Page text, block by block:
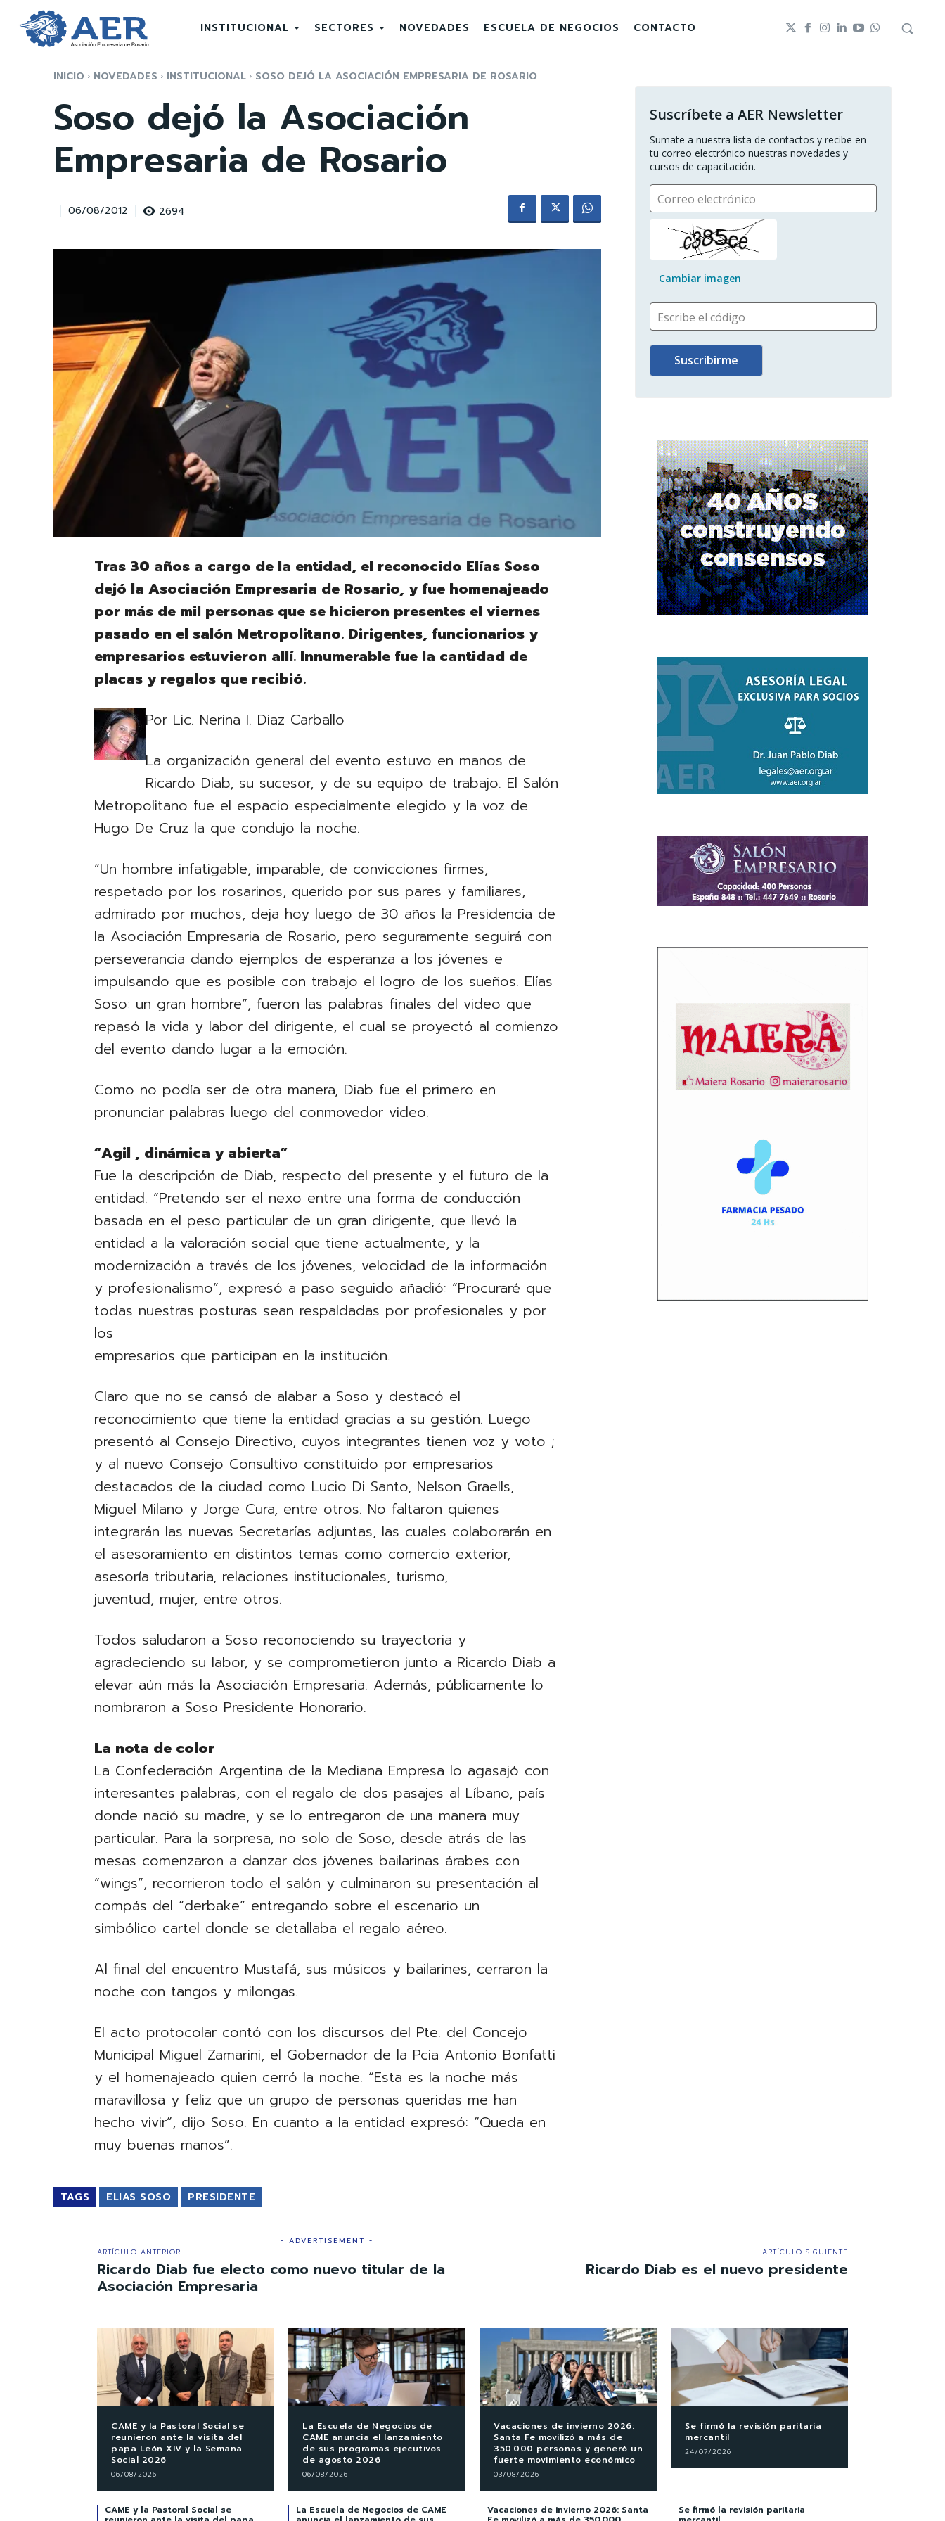
INSTITUCIONAL SECTORES NOVEDADES ESCUELA DE NEGOCIOS CONTACTO
INICIO NOVEDADES INSTITUCIONAL SOSO DEJÓ LA ASOCIACIÓN EMPRESARIA DE ROSARIO
Soso dejó la Asociación
Empresaria de Rosario
06/08/2012 2694
Tras 30 años a cargo de la entidad, el reconocido Elías Soso
dejó la Asociación Empresaria de Rosario, y fue homenajeado
por más de mil personas que se hicieron presentes el viernes
pasado en el salón Metropolitano. Dirigentes, funcionarios y
empresarios estuvieron allí. Innumerable fue la cantidad de
placas y regalos que recibió.
Por Lic. Nerina I. Diaz Carballo
La organización general del evento estuvo en manos de
Ricardo Diab, su sucesor, y de su equipo de trabajo. El Salón
Metropolitano fue el espacio especialmente elegido y la voz de
Hugo De Cruz la que condujo la noche.
“Un hombre infatigable, imparable, de convicciones firmes,
respetado por los rosarinos, querido por sus pares y familiares,
admirado por muchos, deja hoy luego de 30 años la Presidencia de
la Asociación Empresaria de Rosario, pero seguramente seguirá con
perseverancia dando ejemplos de esperanza a los jóvenes e
impulsando que es posible con trabajo el logro de los sueños. Elías
Soso: un gran hombre”, fueron las palabras finales del video que
repasó la vida y labor del dirigente, el cual se proyectó al comienzo
del evento dando lugar a la emoción.
Como no podía ser de otra manera, Diab fue el primero en
pronunciar palabras luego del conmovedor video.
“Agil , dinámica y abierta”
Fue la descripción de Diab, respecto del presente y el futuro de la
entidad. “Pretendo ser el nexo entre una forma de conducción
basada en el peso particular de un gran dirigente, que llevó la
entidad a la valoración social que tiene actualmente, y la
modernización a través de los jóvenes, velocidad de la información
y profesionalismo”, expresó a paso seguido añadió: “Procuraré que
todas nuestras posturas sean respaldadas por profesionales y por
los
empresarios que participan en la institución.
Claro que no se cansó de alabar a Soso y destacó el
reconocimiento que tiene la entidad gracias a su gestión. Luego
presentó al Consejo Directivo, cuyos integrantes tienen voz y voto ;
y al nuevo Consejo Consultivo constituido por empresarios
destacados de la ciudad como Lucio Di Santo, Nelson Graells,
Miguel Milano y Jorge Cura, entre otros. No faltaron quienes
integrarán las nuevas Secretarías adjuntas, las cuales colaborarán en
el asesoramiento en distintos temas como comercio exterior,
asesoría tributaria, relaciones institucionales, turismo,
juventud, mujer, entre otros.
Todos saludaron a Soso reconociendo su trayectoria y
agradeciendo su labor, y se comprometieron junto a Ricardo Diab a
elevar aún más la Asociación Empresaria. Además, públicamente lo
nombraron a Soso Presidente Honorario.
La nota de color
La Confederación Argentina de la Mediana Empresa lo agasajó con
interesantes palabras, con el regalo de dos pasajes al Líbano, país
donde nació su madre, y se lo entregaron de una manera muy
particular. Para la sorpresa, no solo de Soso, desde atrás de las
mesas comenzaron a danzar dos jóvenes bailarinas árabes con
“wings”, recorrieron todo el salón y culminaron su presentación al
compás del “derbake” entregando sobre el escenario un
simbólico cartel donde se detallaba el regalo aéreo.
Al final del encuentro Mustafá, sus músicos y bailarines, cerraron la
noche con tangos y milongas.
El acto protocolar contó con los discursos del Pte. del Concejo
Municipal Miguel Zamarini, el Gobernador de la Pcia Antonio Bonfatti
y el homenajeado quien cerró la noche. “Esta es la noche más
maravillosa y feliz que un grupo de personas queridas me han
hecho vivir”, dijo Soso. En cuanto a la entidad expresó: “Queda en
muy buenas manos”.
TAGS ELIAS SOSO PRESIDENTE
- ADVERTISEMENT -
Suscríbete a AER Newsletter
Sumate a nuestra lista de contactos y recibe en
tu correo electrónico nuestras novedades y
cursos de capacitación.
Correo electrónico
Cambiar imagen
Escribe el código
ARTÍCULO ANTERIOR
Ricardo Diab fue electo como nuevo titular de la
Asociación Empresaria
ARTÍCULO SIGUIENTE
Ricardo Diab es el nuevo presidente
CAME y la Pastoral Social se
reunieron ante la visita del
papa León XIV y la Semana
Social 2026
06/08/2026
La Escuela de Negocios de
CAME anuncia el lanzamiento
de sus programas ejecutivos
de agosto 2026
06/08/2026
Vacaciones de invierno 2026:
Santa Fe movilizó a más de
350.000 personas y generó un
fuerte movimiento económico
03/08/2026
Se firmó la revisión paritaria
mercantil
24/07/2026
CAME y la Pastoral Social se La Escuela de Negocios de CAME Vacaciones de invierno 2026: Santa Se firmó la revisión paritaria